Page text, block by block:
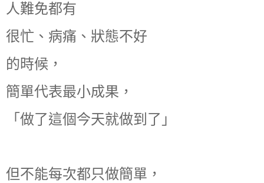
人難免都有
很忙、病痛、狀態不好
的時候，
簡單代表最小成果，
「做了這個今天就做到了」
但不能每次都只做簡單，